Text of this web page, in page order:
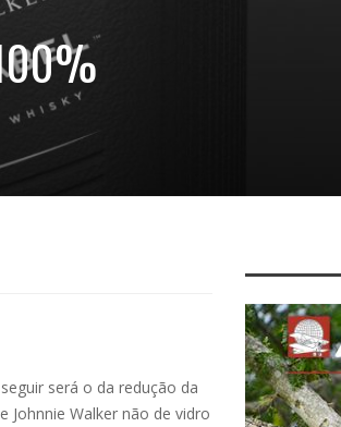
será o da redução da
Johnnie Walker não de vidro